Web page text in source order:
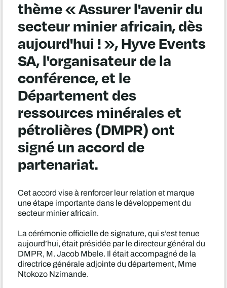
thème « Assurer l'avenir du
secteur minier africain, dès
aujourd'hui ! », Hyve Events
SA, l'organisateur de la
conférence, et le
Département des
ressources minérales et
pétrolières (DMPR) ont
signé un accord de
partenariat.
Cet accord vise à renforcer leur relation et marque
une étape importante dans le développement du
secteur minier africain.
La cérémonie officielle de signature, qui s’est tenue
aujourd’hui, était présidée par le directeur général du
DMPR, M. Jacob Mbele. Il était accompagné de la
directrice générale adjointe du département, Mme
Ntokozo Nzimande.